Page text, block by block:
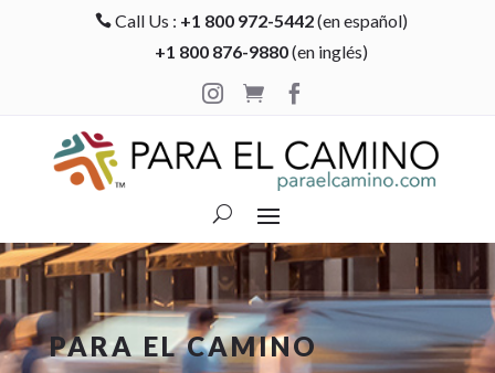
 Call Us : +1 800 972-5442(en español)
+1 800 876-9880(en inglés)

 
PARA EL CAMINO